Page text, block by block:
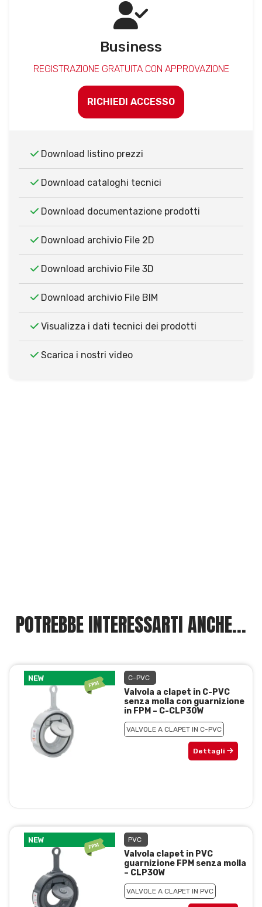
Business
REGISTRAZIONE GRATUITA CON APPROVAZIONE
RICHIEDI ACCESSO
Download listino prezzi
Download cataloghi tecnici
Download documentazione prodotti
Download archivio File 2D
Download archivio File 3D
Download archivio File BIM
Visualizza i dati tecnici dei prodotti
Scarica i nostri video
POTREBBE INTERESSARTI ANCHE...
NEW C-PVC
Valvola a clapet in C-PVC
senza molla con guarnizione
in FPM – C-CLP30W
VALVOLE A CLAPET IN C-PVC
Dettagli
NEW PVC
Valvola clapet in PVC
guarnizione FPM senza molla
– CLP30W
VALVOLE A CLAPET IN PVC